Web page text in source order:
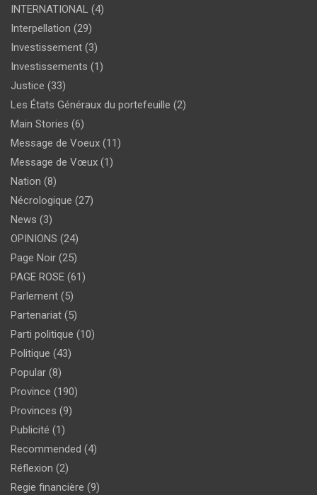
INTERNATIONAL (4)
Interpellation (29)
Investissement (3)
Investissements (1)
Justice (33)
Les États Généraux du portefeuille (2)
Main Stories (6)
Message de Voeux (11)
Message de Vœux (1)
Nation (8)
Nécrologique (27)
News (3)
OPINIONS (24)
Page Noir (25)
PAGE ROSE (61)
Parlement (5)
Partenariat (5)
Parti politique (10)
Politique (43)
Popular (8)
Province (190)
Provinces (9)
Publicité (1)
Recommended (4)
Réflexion (2)
Regie financière (9)